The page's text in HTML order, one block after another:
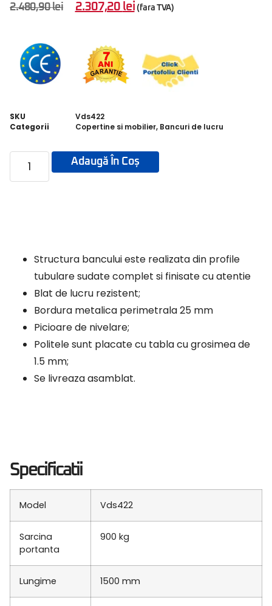
2.480,90lei 2.307,20 lei (fara TVA)
SKU
Vds422
Categorii
Copertine si mobilier, Bancuri de lucru
Adaugă În Coș
Structura bancului este realizata din profile
tubulare sudate complet si finisate cu atentie
Blat de lucru rezistent;
Bordura metalica perimetrala 25 mm
Picioare de nivelare;
Politele sunt placate cu tabla cu grosimea de
1.5 mm;
Se livreaza asamblat.
Specificatii
Model Vds422
Sarcina
portanta
900 kg
Lungime 1500 mm